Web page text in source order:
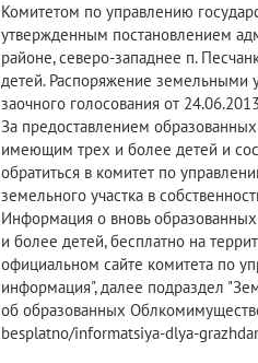
Комитетом по управлению
утвержденным постановлением
районе, северо-западнее п.
детей. Распоряжение земельными
заочного голосования от
За предоставлением
имеющим трех и более детей и
обратиться в комитет по
земельного участка в
Информация о вновь
и более детей, бесплатно на
официальном сайте комитета по
информация", далее подраздел
об образованных
besplatno/informatsiya-dlya-